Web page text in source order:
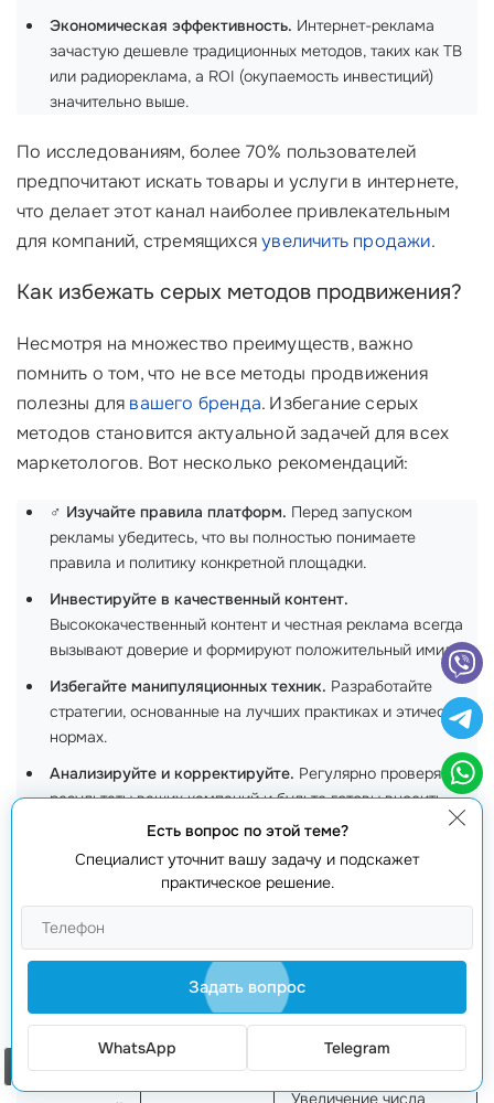
Экономическая эффективность. Интернет-реклама
зачастую дешевле традиционных методов, таких как ТВ
или радиореклама, а ROI (окупаемость инвестиций)
значительно выше.
По исследованиям, более 70% пользователей
предпочитают искать товары и услуги в интернете,
что делает этот канал наиболее привлекательным
для компаний, стремящихсяувеличить продажи.
Как избежать серых методов продвижения?
Несмотря на множество преимуществ, важно
помнить о том, что не все методы продвижения
полезны для вашего бренда. Избегание серых
методов становится актуальной задачей для всех
маркетологов. Вот несколько рекомендаций:
‍♂️ Изучайте правила платформ. Перед запуском
рекламы убедитесь, что вы полностью понимаете
правила и политику конкретной площадки.
Инвестируйте в качественный контент.
Высококачественный контент и честная реклама всегда
вызывают доверие и формируют положительный имидж.
Избегайте манипуляционных техник. Разработайте
стратегии, основанные на лучших практиках и этических
нормах.
Анализируйте и корректируйте. Регулярно проверяйте
результаты ваших кампаний и будьте готовы вносить
изменения в случае необходимости.
Реальные примеры успешного продвижения без
рисков:
Метод
продвижения
интернет-
SEO
Увеличение трафика
на 100% за 6 месяцев
Увеличение числа
Есть вопрос по этой теме?
Специалист уточнит вашу задачу и подскажет
практическое решение.
Задать вопрос
WhatsApp Telegram
Заказать звонок